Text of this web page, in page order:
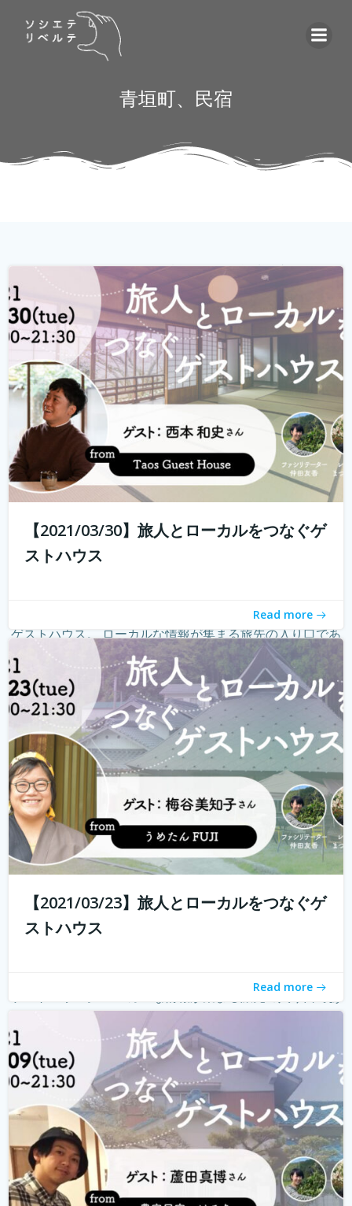
へ
キ
ッ
青垣町、民宿
ゲストハウス。 ローカルな情報が集まる旅先の入り口であ
り、自分とは異なる価値観の人と気軽に出会える交流の
場。 しかし、コロナウィルスの影響で、交流できるゲスト
ハウスに実際に行けることが少なくなり、寂しく感じてい
る旅人もたくさんいらっしゃると...続きを読む
【2021/03/30】旅人とローカルをつなぐゲ
ストハウス
Read more
ゲストハウス。 ローカルな情報が集まる旅先の入り口であ
り、自分とは異なる価値観の人と気軽に出会える交流の
場。 しかし、コロナウィルスの影響で、交流できるゲスト
ハウスに実際に行けることが少なくなり、寂しく感じてい
る旅人もたくさんいらっしゃると...
続きを読む
【2021/03/23】旅人とローカルをつなぐゲ
ストハウス
Read more
ゲストハウス。 ローカルな情報が集まる旅先の入り口であ
り、自分とは異なる価値観の人と気軽に出会える交流の
場。 しかし、コロナウィルスの影響で、交流できるゲスト
ハウスに実際に行けることが少なくなり、寂しく感じてい
る旅人もたくさんいらっしゃると... 続きを読む